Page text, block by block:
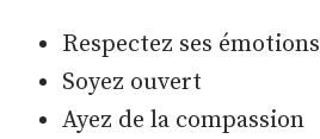
Respectez ses émotions
Soyez ouvert
Ayez de la compassion